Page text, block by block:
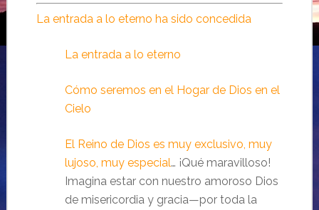
La entrada a lo eterno ha sido concedida
La entrada a lo eterno
Cómo seremos en el Hogar de Dios en el
Cielo
El Reino de Dios es muy exclusivo, muy
lujoso, muy especial… ¡Qué maravilloso!
Imagina estar con nuestro amoroso Dios
de misericordia y gracia—por toda la